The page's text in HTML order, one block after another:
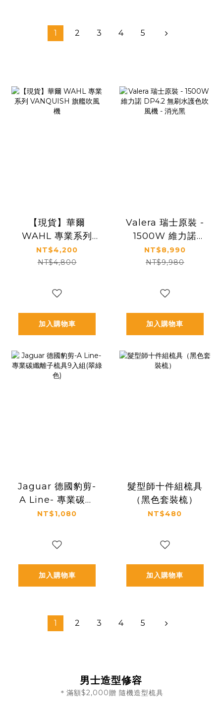
1 2 3 4 5
【現貨】華爾
WAHL 專業系列
VANQUISH 旗艦
吹風機
NT$4,200
NT$4,800
加入購物車
Valera 瑞士原裝 -
1500W 維力諾
DP4.2 無刷水護色
吹風機 - 消光黑
NT$8,990
NT$9,980
加入購物車
Jaguar 德國豹剪-
A Line- 專業碳纖
離子梳具9入組(翠
NT$1,080
加入購物車
髮型師十件組梳具
（黑色套裝梳）
NT$480
加入購物車
1 2 3 4 5
男士造型修容
＊滿額$2,000贈 隨機造型梳具